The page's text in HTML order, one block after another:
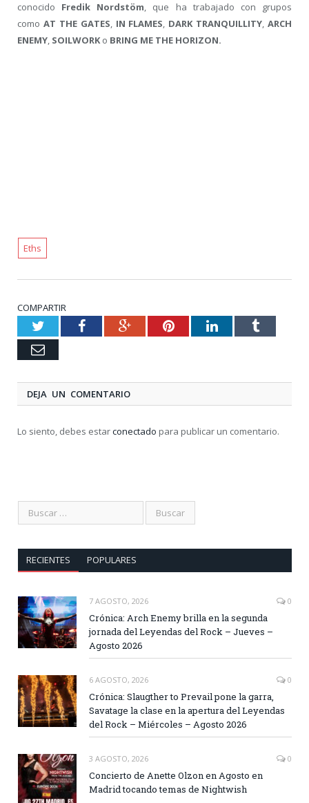
conocido Fredik Nordstöm, que ha trabajado con grupos
como AT THE GATES, IN FLAMES, DARK TRANQUILLITY, ARCH
ENEMY, SOILWORKo BRING ME THE HORIZON.
Eths
COMPARTIR
TwitterFacebookGoogle+PinterestLinkedInTumblr
Email
DEJA UN COMENTARIO
Lo siento, debes estarconectado para publicar un comentario.
RECIENTES POPULARES
7 AGOSTO, 2026 0
Crónica: Arch Enemy brilla en la segunda
jornada del Leyendas del Rock – Jueves –
Agosto 2026
6 AGOSTO, 2026 0
Crónica: Slaugther to Prevail pone la garra,
Savatage la clase en la apertura del Leyendas
del Rock – Miércoles – Agosto 2026
3 AGOSTO, 2026 0
Concierto de Anette Olzon en Agosto en
Madrid tocando temas de Nightwish